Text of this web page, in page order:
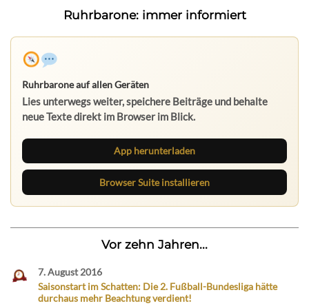
Ruhrbarone: immer informiert
Ruhrbarone auf allen Geräten
Lies unterwegs weiter, speichere Beiträge und behalte
neue Texte direkt im Browser im Blick.
App herunterladen
Browser Suite installieren
Vor zehn Jahren...
7. August 2016
Saisonstart im Schatten: Die 2. Fußball-Bundesliga hätte
durchaus mehr Beachtung verdient!